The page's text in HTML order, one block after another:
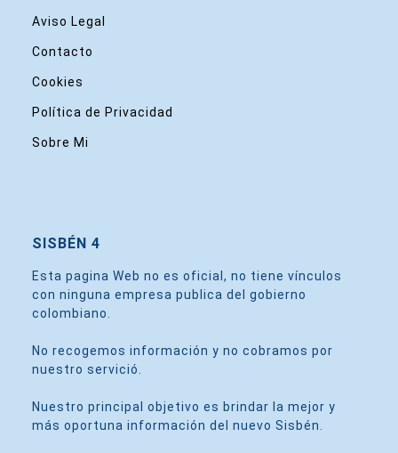
Aviso Legal
Contacto
Cookies
Política de Privacidad
Sobre Mi
SISBÉN 4
Esta pagina Web no es oficial, no tiene vínculos
con ninguna empresa publica del gobierno
colombiano.
No recogemos información y no cobramos por
nuestro servició.
Nuestro principal objetivo es brindar la mejor y
más oportuna información del nuevo Sisbén.